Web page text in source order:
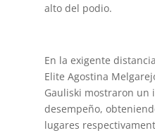
alto del podio.
En la exigente
Elite Agostina
Gauliski mostraron un
desempeño,
lugares